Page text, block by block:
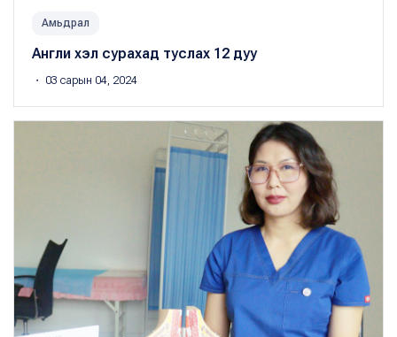
Амьдрал
Англи хэл сурахад туслах 12 дуу
・ 03 сарын 04, 2024